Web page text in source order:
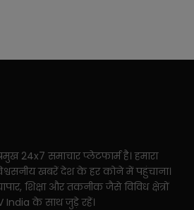
24x7 समाचार प्लेटफार्म है। हमारा
खबरें देश के हर कोने में पहुंचाना।
शिक्षा और तकनीक जैसे विविध क्षेत्रों
India के साथ जुड़े रहें।